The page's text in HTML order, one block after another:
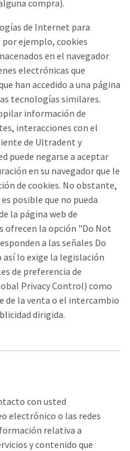
compra).
de Internet para
ejemplo, cookies
en el navegador
electrónicas que
han accedido a una página
tecnologías similares.
información de
interacciones con el
de Ultradent y
puede negarse a aceptar
en su navegador que le
de cookies. No obstante,
posible que no pueda
la página web de
ofrecen la opción "Do Not
a las señales Do
así lo exige la legislación
de preferencia de
Privacy Control) como
de la venta o el intercambio
dirigida.
con usted
electrónico o las redes
relativa a
y contenido que